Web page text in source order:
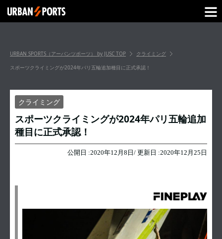
URBAN SPORTS（アーバンツポーツ） by JUSC TOP
クライミング
スポーツクライミングが2024年パリ五輪追加種目に正式承認！
クライミング
スポーツクライミングが2024年パリ五輪追加
種目に正式承認！
公開日 :2020年12月8日 / 更新日 :2020年12月25日